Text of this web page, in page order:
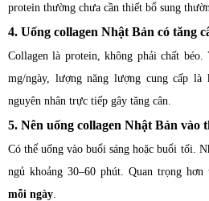
protein thường chưa cần thiết bổ sung
4. Uống collagen Nhật Bản có tăng
Collagen là protein, không phải chất
mg/ngày, lượng năng lượng cung cấp là
nguyên nhân trực tiếp gây tăng cân.
5. Nên uống collagen Nhật Bản vào
Có thể uống vào buổi sáng hoặc buổi tối.
ngủ khoảng 30–60 phút. Quan trọng
mỗi ngày